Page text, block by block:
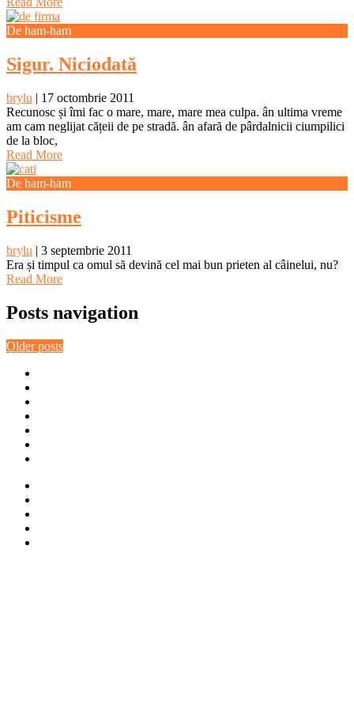
De ham-ham
Sigur. Niciodată
brylu | 17 octombrie 2011
Recunosc și îmi fac o mare, mare, mare mea culpa. ân ultima vreme
am cam neglijat cățeii de pe stradă. ân afară de pârdalnicii ciumpilici
de la bloc,
Read More
De ham-ham
Piticisme
brylu | 3 septembrie 2011
Era și timpul ca omul să devină cel mai bun prieten al câinelui, nu?
Read More
Posts navigation
Older posts